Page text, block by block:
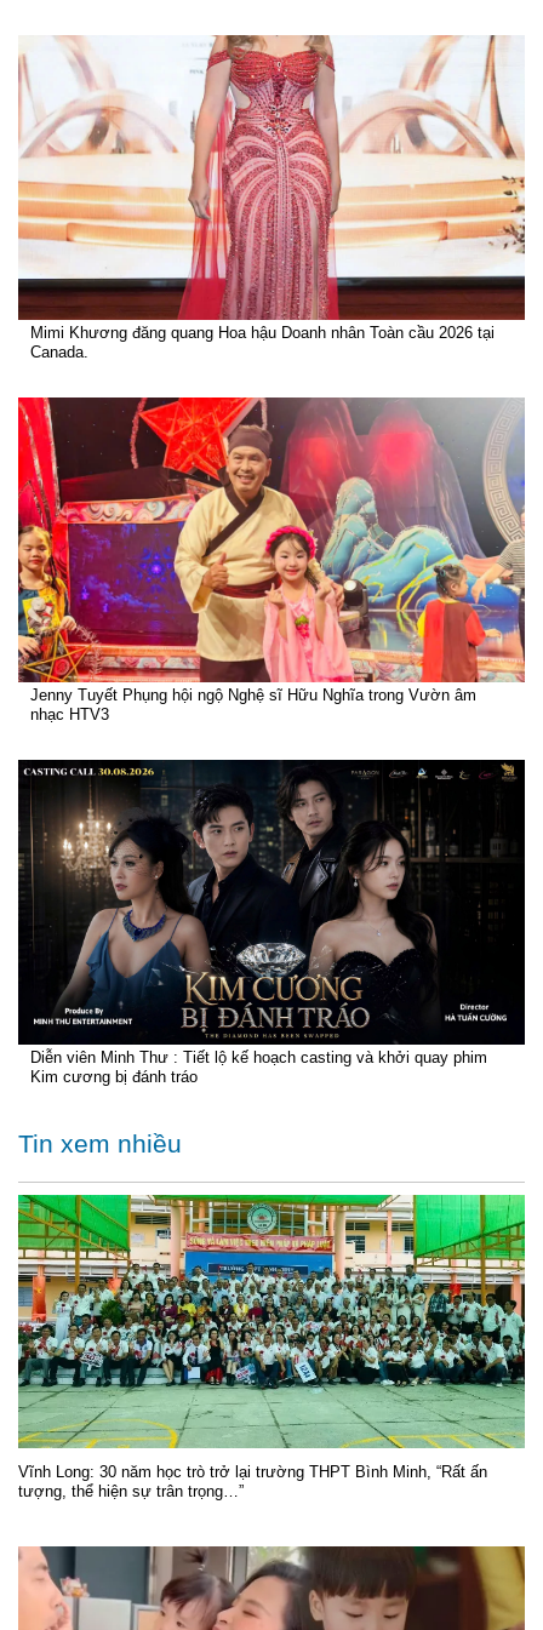
Mimi Khương đăng quang Hoa hậu Doanh nhân Toàn cầu 2026 tại
Canada.
Jenny Tuyết Phụng hội ngộ Nghệ sĩ Hữu Nghĩa trong Vườn âm
nhạc HTV3
Diễn viên Minh Thư : Tiết lộ kế hoạch casting và khởi quay phim
Kim cương bị đánh tráo
Tin xem nhiều
Vĩnh Long: 30 năm học trò trở lại trường THPT Bình Minh, “Rất ấn
tượng, thể hiện sự trân trọng…”